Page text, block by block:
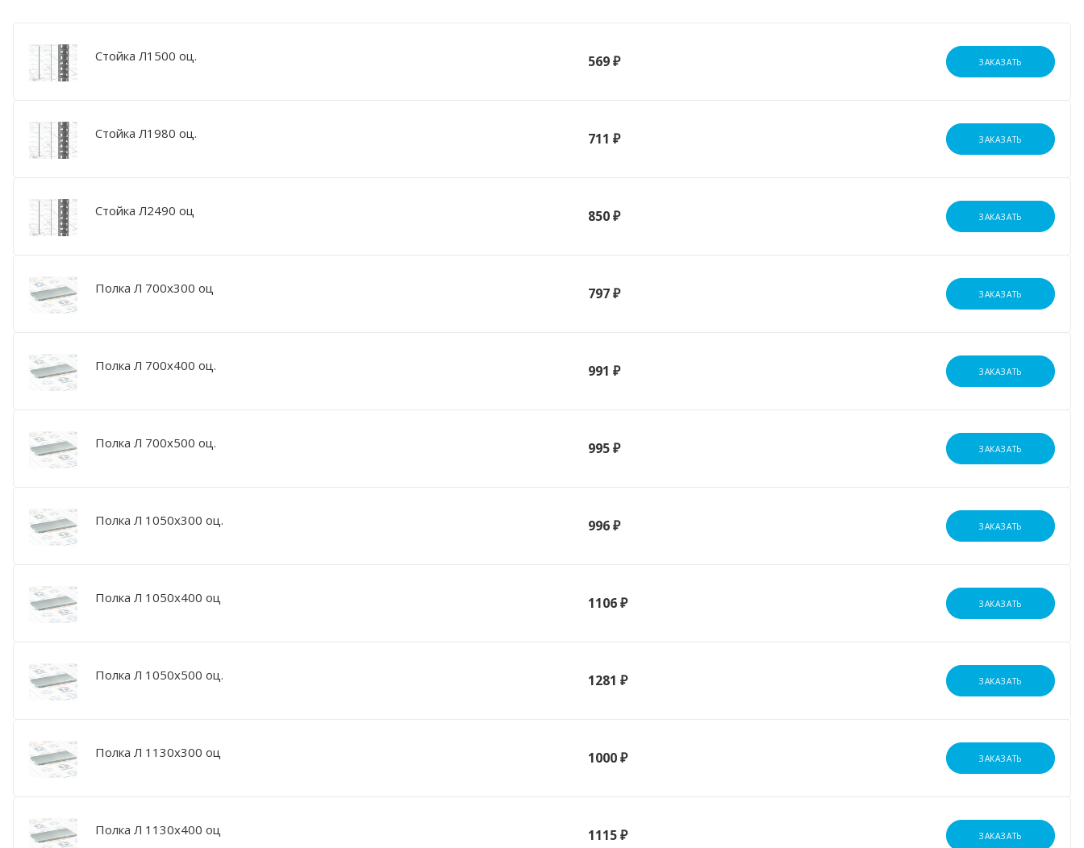
Стойка Л1500 оц. 569 ₽ ЗАКАЗАТЬ
Стойка Л1980 оц. 711 ₽ ЗАКАЗАТЬ
Стойка Л2490 оц 850 ₽ ЗАКАЗАТЬ
Полка Л 700х300 оц 797 ₽ ЗАКАЗАТЬ
Полка Л 700х400 оц. 991 ₽ ЗАКАЗАТЬ
Полка Л 700х500 оц. 995 ₽ ЗАКАЗАТЬ
Полка Л 1050х300 оц. 996 ₽ ЗАКАЗАТЬ
Полка Л 1050х400 оц 1106 ₽ ЗАКАЗАТЬ
Полка Л 1050х500 оц. 1281 ₽ ЗАКАЗАТЬ
Полка Л 1130х300 оц 1000 ₽ ЗАКАЗАТЬ
Полка Л 1130х400 оц 1115 ₽ ЗАКАЗАТЬ